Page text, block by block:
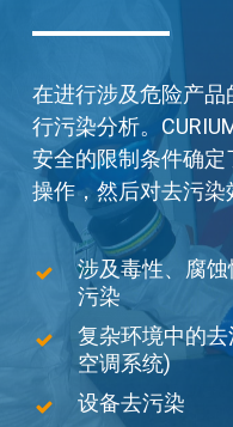
在进行涉及危险产
行污染分析。
安全的限制条件确
操作，然后对去污染
涉及毒性、腐
污染
复杂环境中的
空调系统)
设备去污染